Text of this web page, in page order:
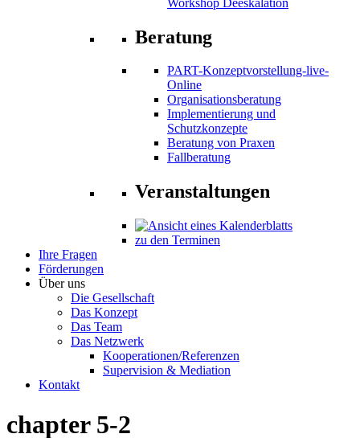
Beratung
PART-Konzeptvorstellung-live-
Online
Organisationsberatung
Implementierung und
Schutzkonzepte
Beratung von Praxen
Fallberatung
Veranstaltungen
zu den Terminen
Ihre Fragen
Förderungen
Über uns
Die Gesellschaft
Das Konzept
Das Team
Das Netzwerk
Kooperationen/Referenzen
Supervision & Mediation
Kontakt
chapter 5-2